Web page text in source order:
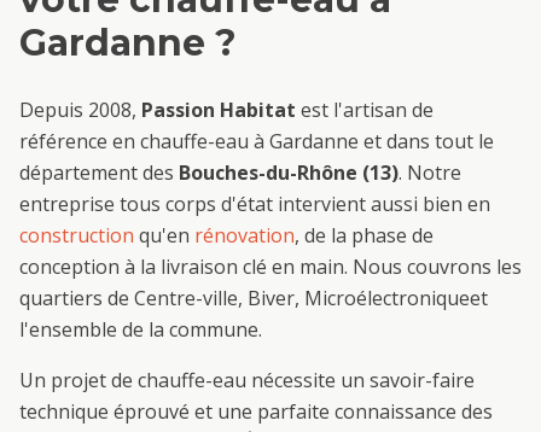
Gardanne ?
Depuis 2008, Passion Habitat est l'artisan de
référence en chauffe-eau à Gardanne et dans tout le
département des Bouches-du-Rhône (13). Notre
entreprise tous corps d'état intervient aussi bien en
construction qu'en rénovation, de la phase de
conception à la livraison clé en main. Nous couvrons les
quartiers de Centre-ville, Biver, Microélectroniqueet
l'ensemble de la commune.
Un projet de chauffe-eau nécessite un savoir-faire
technique éprouvé et une parfaite connaissance des